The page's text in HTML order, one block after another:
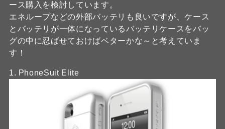
ース購入を検討しています。
エネループなどの外部バッテリも良いですが、ケース
とバッテリが一体になっているバッテリケースをバッ
グの中に忍ばせておけばベターかな～と考えていま
す！
1. PhoneSuit Elite